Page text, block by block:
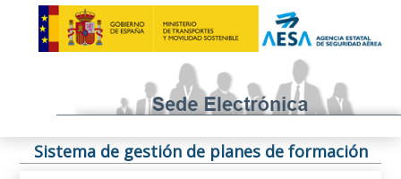
Sistema de gestión de planes de formación